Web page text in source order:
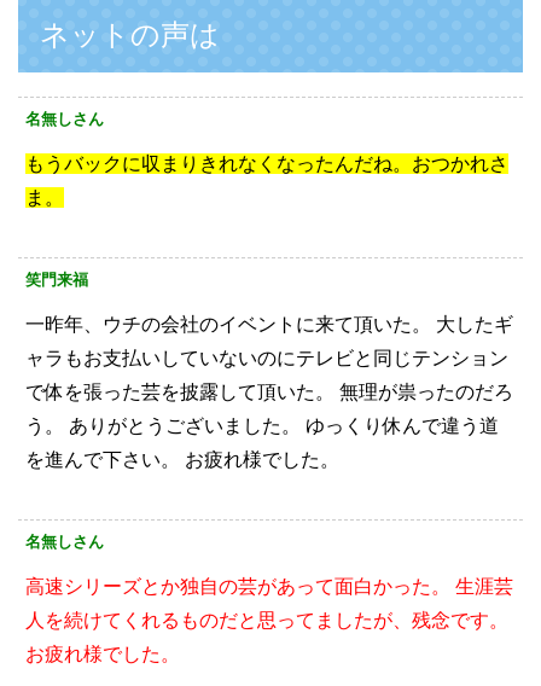
ネットの声は
名無しさん
もうバックに収まりきれなくなったんだね。おつかれさ
ま。
笑門来福
一昨年、ウチの会社のイベントに来て頂いた。
大したギ
ャラもお支払いしていないのにテレビと同じテンション
で体を張った芸を披露して頂いた。
無理が祟ったのだろ
う。
ありがとうございました。
ゆっくり休んで違う道
を進んで下さい。
お疲れ様でした。
名無しさん
高速シリーズとか独自の芸があって面白かった。
生涯芸
人を続けてくれるものだと思ってましたが、残念です。
お疲れ様でした。